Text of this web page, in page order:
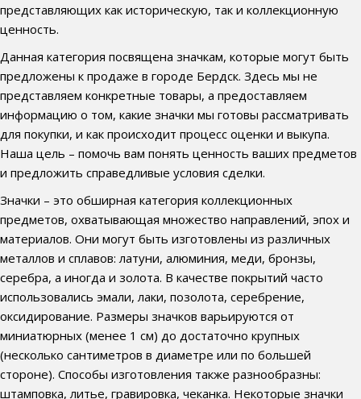
представляющих как историческую, так и коллекционную
ценность.
Данная категория посвящена значкам, которые могут быть
предложены к продаже в городе Бердск. Здесь мы не
представляем конкретные товары, а предоставляем
информацию о том, какие значки мы готовы рассматривать
для покупки, и как происходит процесс оценки и выкупа.
Наша цель – помочь вам понять ценность ваших предметов
и предложить справедливые условия сделки.
Значки – это обширная категория коллекционных
предметов, охватывающая множество направлений, эпох и
материалов. Они могут быть изготовлены из различных
металлов и сплавов: латуни, алюминия, меди, бронзы,
серебра, а иногда и золота. В качестве покрытий часто
использовались эмали, лаки, позолота, серебрение,
оксидирование. Размеры значков варьируются от
миниатюрных (менее 1 см) до достаточно крупных
(несколько сантиметров в диаметре или по большей
стороне). Способы изготовления также разнообразны:
штамповка, литье, гравировка, чеканка. Некоторые значки